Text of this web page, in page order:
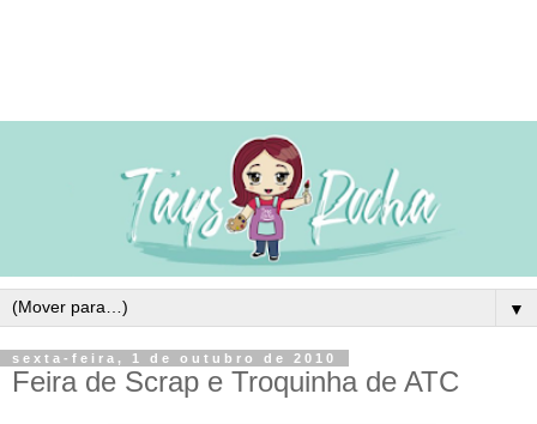
▼
sexta-feira, 1 de outubro de 2010
Feira de Scrap e Troquinha de ATC